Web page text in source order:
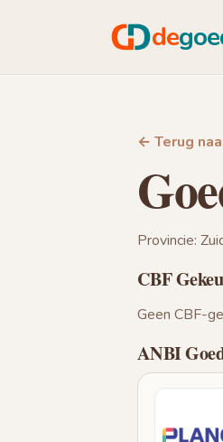
de
← Terug
Provincie:
CBF
Geen CBF-
ANBI